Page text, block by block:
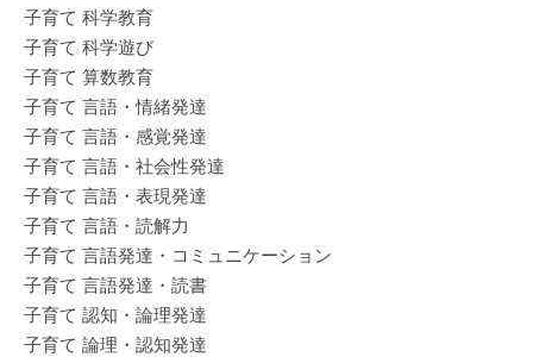
子育て 科学教育
子育て 科学遊び
子育て 算数教育
子育て 言語・情緒発達
子育て 言語・感覚発達
子育て 言語・社会性発達
子育て 言語・表現発達
子育て 言語・読解力
子育て 言語発達・コミュニケーション
子育て 言語発達・読書
子育て 認知・論理発達
子育て 論理・認知発達